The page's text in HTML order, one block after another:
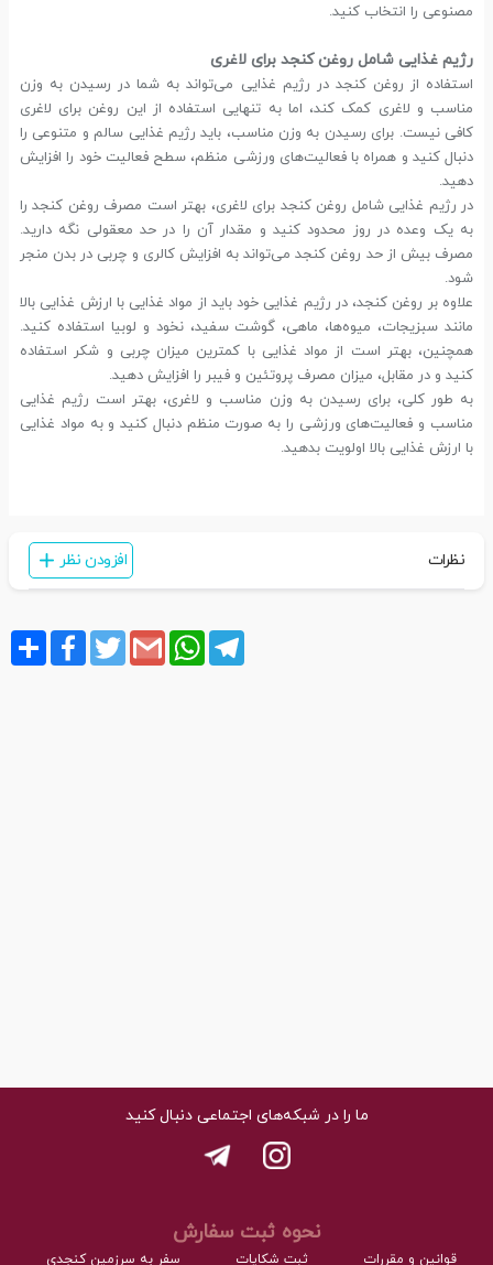
مصنوعی را انتخاب کنید.
رژیم غذایی شامل روغن کنجد برای لاغری
استفاده از روغن کنجد در رژیم غذایی می‌تواند به شما در رسیدن به وزن
مناسب و لاغری کمک کند، اما به تنهایی استفاده از این روغن برای لاغری
کافی نیست. برای رسیدن به وزن مناسب، باید رژیم غذایی سالم و متنوعی را
دنبال کنید و همراه با فعالیت‌های ورزشی منظم، سطح فعالیت خود را افزایش
دهید.
در رژیم غذایی شامل روغن کنجد برای لاغری، بهتر است مصرف روغن کنجد را
به یک وعده در روز محدود کنید و مقدار آن را در حد معقولی نگه دارید.
مصرف بیش از حد روغن کنجد می‌تواند به افزایش کالری و چربی در بدن منجر
شود.
علاوه بر روغن کنجد، در رژیم غذایی خود باید از مواد غذایی با ارزش غذایی بالا
مانند سبزیجات، میوه‌ها، ماهی، گوشت سفید، نخود و لوبیا استفاده کنید.
همچنین، بهتر است از مواد غذایی با کمترین میزان چربی و شکر استفاده
کنید و در مقابل، میزان مصرف پروتئین و فیبر را افزایش دهید.
به طور کلی، برای رسیدن به وزن مناسب و لاغری، بهتر است رژیم غذایی
مناسب و فعالیت‌های ورزشی را به صورت منظم دنبال کنید و به مواد غذایی
با ارزش غذایی بالا اولویت بدهید.
نظرات افزودن نظر
ShareFacebookTwitter Gmail
WhatsAppTelegram
ما را در شبکه‌های اجتماعی دنبال کنید
نحوه ثبت سفارش
قوانین و مقررات ثبت شکایات سفر به سرزمین کنجدی